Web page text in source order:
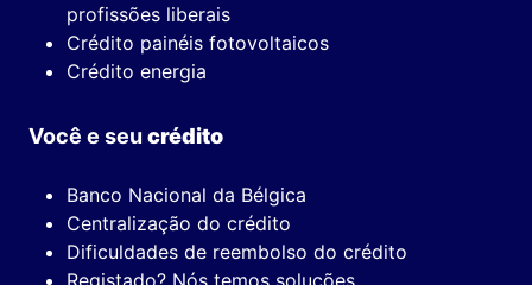
profissões liberais
Crédito painéis fotovoltaicos
Crédito energia
Você e seu crédito
Banco Nacional da Bélgica
Centralização do crédito
Dificuldades de reembolso do crédito